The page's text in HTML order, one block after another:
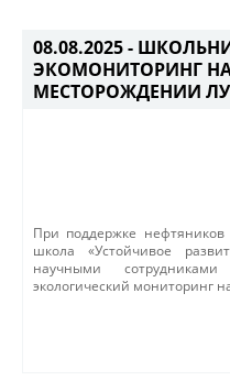
08.08.2025 -
ЭКОМОНИТОРИНГ
МЕСТОРОЖДЕНИИ
При поддержке
школа «Устойчивое
научными
экологический мониторинг